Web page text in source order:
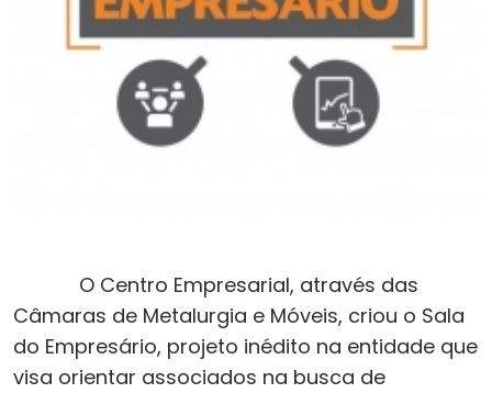
O Centro Empresarial, através das
Câmaras de Metalurgia e Móveis, criou o Sala
do Empresário, projeto inédito na entidade que
visa orientar associados na busca de